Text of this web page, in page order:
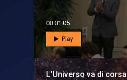
00:01:05
Play
L'Universo va di corsa